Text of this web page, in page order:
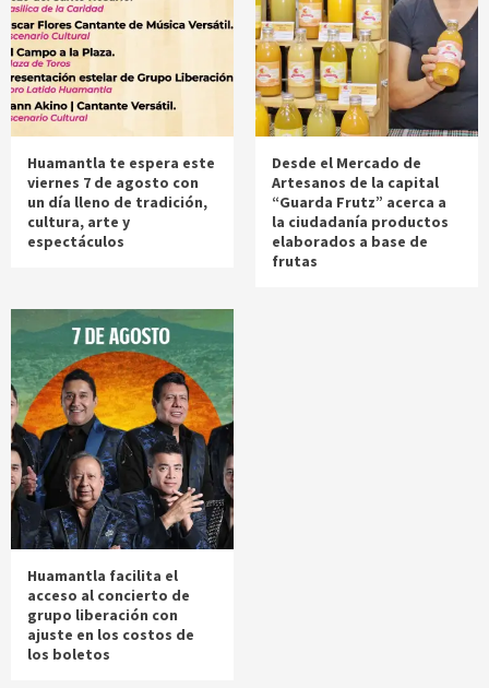
Huamantla te espera este
viernes 7 de agosto con
un día lleno de tradición,
cultura, arte y
espectáculos
Desde el Mercado de
Artesanos de la capital
“Guarda Frutz” acerca a
la ciudadanía productos
elaborados a base de
frutas
Huamantla facilita el
acceso al concierto de
grupo liberación con
ajuste en los costos de
los boletos